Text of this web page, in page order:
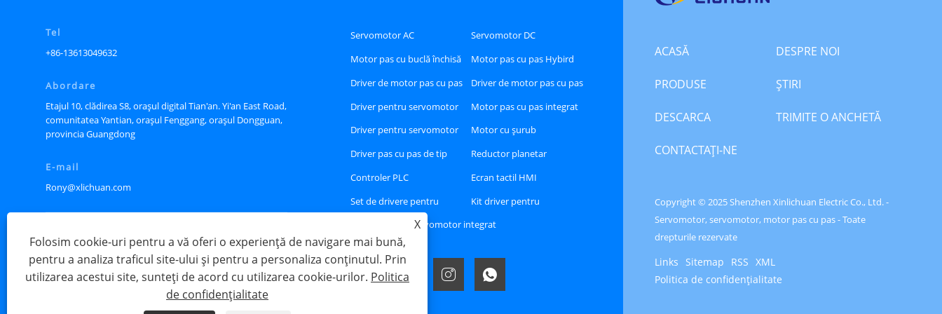
Tel
+86-13613049632
Abordare
Etajul 10, clădirea S8, orașul digital Tian'an. Yi'an East Road,
comunitatea Yantian, orașul Fenggang, orașul Dongguan,
provincia Guangdong
E-mail
Rony@xlichuan.com
Servomotor AC
Servomotor DC
Motor pas cu buclă închisă
Motor pas cu pas Hybird
Driver de motor pas cu pas
Hybird
Driver de motor pas cu pas
cu buclă închisă
Driver pentru servomotor
AC
Motor pas cu pas integrat
Driver pentru servomotor
DC
Motor cu șurub
Driver pas cu pas de tip
RS485 sau CAN sau Ethercat
Reductor planetar
Controler PLC
Ecran tactil HMI
Set de drivere pentru
servomotor AC Ethercat
Kit driver pentru
servomotoare AC A8
Servomotor integrat
ACASĂ DESPRE NOI
PRODUSE ŞTIRI
DESCARCA TRIMITE O ANCHETĂ
CONTACTAŢI-NE
Copyright © 2025 Shenzhen Xinlichuan Electric Co., Ltd. -
Servomotor, servomotor, motor pas cu pas - Toate
drepturile rezervate
Links Sitemap RSS XML
Politica de confidențialitate
X
Folosim cookie-uri pentru a vă oferi o experiență de navigare mai bună,
pentru a analiza traficul site-ului și pentru a personaliza conținutul. Prin
utilizarea acestui site, sunteți de acord cu utilizarea cookie-urilor. Politica
de confidențialitate